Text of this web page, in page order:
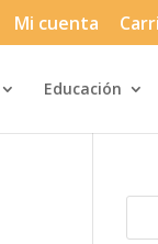
Mi cuenta
Educación